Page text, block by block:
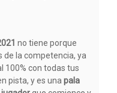
no tiene porque
de la competencia, ya
100% con todas tus
pista, y es una pala